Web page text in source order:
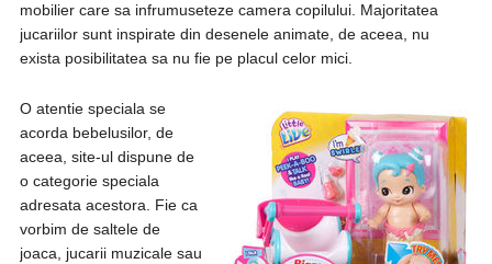
mobilier care sa infrumuseteze camera copilului. Majoritatea
jucariilor sunt inspirate din desenele animate, de aceea, nu
exista posibilitatea sa nu fie pe placul celor mici.
O atentie speciala se
acorda bebelusilor, de
aceea, site-ul dispune de
o categorie speciala
adresata acestora. Fie ca
vorbim de saltele de
joaca, jucarii muzicale sau